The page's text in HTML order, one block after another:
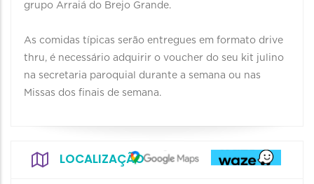
grupo Arraiá do Brejo Grande.
As comidas típicas serão entregues em formato drive
thru, é necessário adquirir o voucher do seu kit julino
na secretaria paroquial durante a semana ou nas
Missas dos finais de semana.
LOCALIZAÇÃO